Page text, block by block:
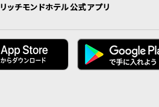
リッチモンドホテル公式アプリ